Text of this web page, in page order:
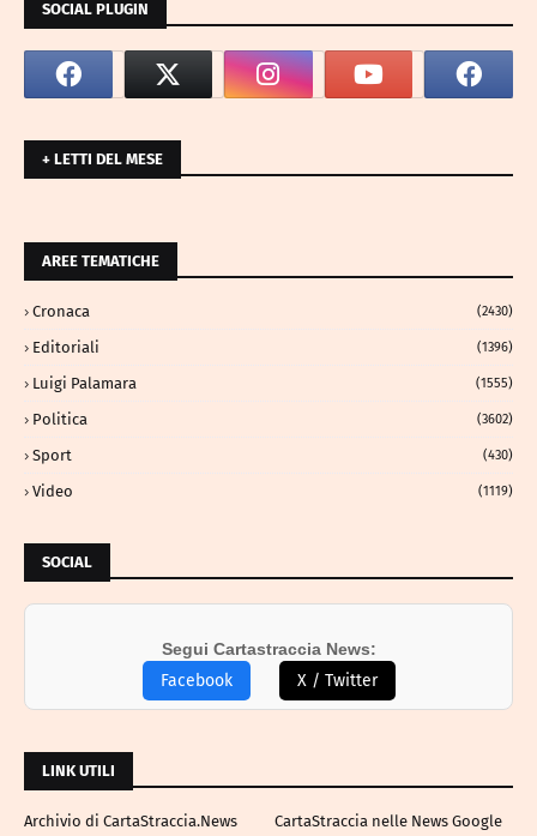
SOCIAL PLUGIN
+ LETTI DEL MESE
AREE TEMATICHE
Cronaca (2430)
Editoriali (1396)
Luigi Palamara (1555)
Politica (3602)
Sport (430)
Video (1119)
SOCIAL
Segui Cartastraccia News:
Facebook X / Twitter
LINK UTILI
Archivio di CartaStraccia.News
CartaStraccia nelle News Google